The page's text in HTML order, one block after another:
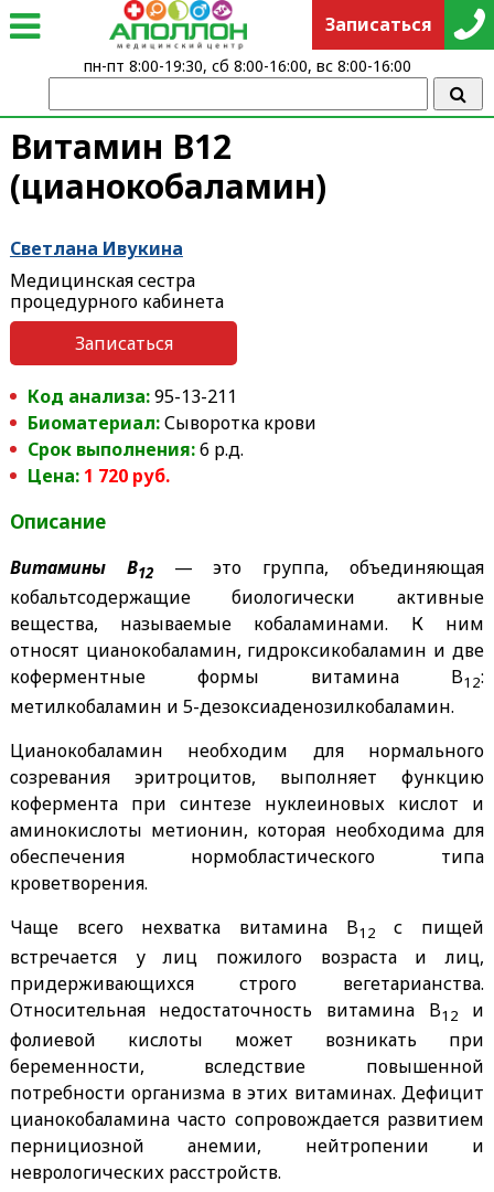
Витамин В12
(цианокобаламин)
Светлана Ивукина
Медицинская сестра
процедурного кабинета
Записаться
Код анализа:95-13-211
Биоматериал:Сыворотка крови
Срок выполнения:6 р.д.
Цена: 1 720 руб.
Описание
Витамины B12
— это группа, объединяющая
кобальтсодержащие биологически активные
вещества, называемые кобаламинами. К ним
относят цианокобаламин, гидроксикобаламин и две
коферментные формы витамина B12:
метилкобаламин и 5-дезоксиаденозилкобаламин.
Цианокобаламин необходим для нормального
созревания эритроцитов, выполняет функцию
кофермента при синтезе нуклеиновых кислот и
аминокислоты метионин, которая необходима для
обеспечения нормобластического типа
кроветворения.
Чаще всего нехватка витамина B12
с пищей
встречается у лиц пожилого возраста и лиц,
придерживающихся строго вегетарианства.
Относительная недостаточность витамина B12
и
фолиевой кислоты может возникать при
беременности, вследствие повышенной
потребности организма в этих витаминах. Дефицит
цианокобаламина часто сопровождается развитием
пернициозной анемии, нейтропении и
неврологических расстройств.
Записаться
пн-пт 8:00-19:30, сб 8:00-16:00, вс 8:00-16:00